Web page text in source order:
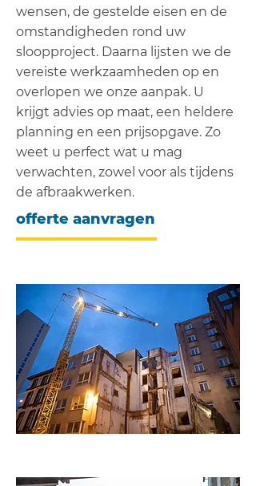
wensen, de gestelde eisen en de
omstandigheden rond uw
sloopproject. Daarna lijsten we de
vereiste werkzaamheden op en
overlopen we onze aanpak. U
krijgt advies op maat, een heldere
planning en een prijsopgave. Zo
weet u perfect wat u mag
verwachten, zowel voor als tijdens
de afbraakwerken.
offerte aanvragen